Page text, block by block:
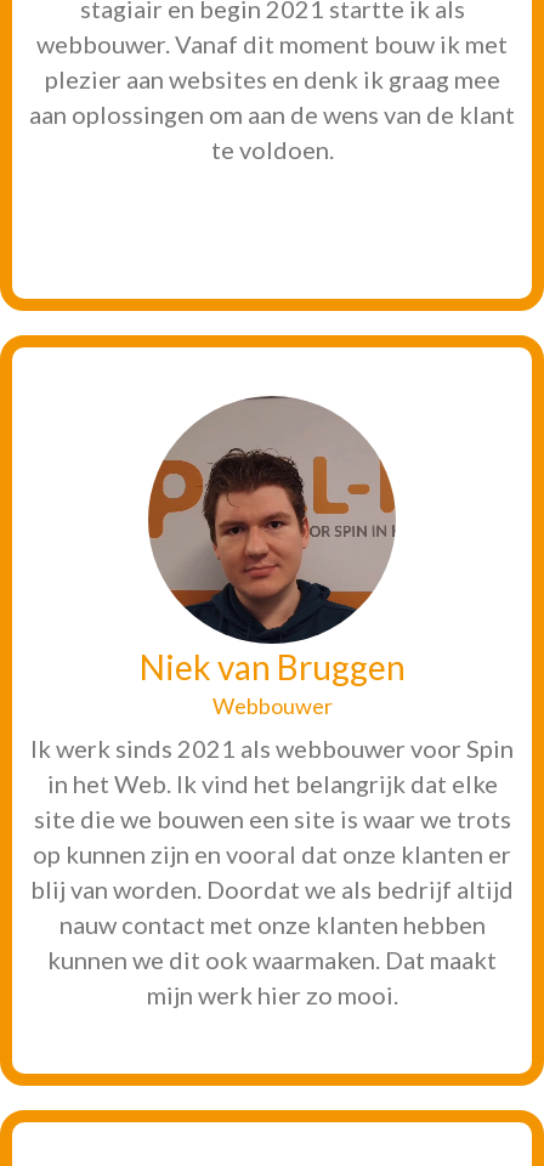
stagiair en begin 2021 startte ik als
webbouwer. Vanaf dit moment bouw ik met
plezier aan websites en denk ik graag mee
aan oplossingen om aan de wens van de klant
te voldoen.
Niek van Bruggen
Webbouwer
Ik werk sinds 2021 als webbouwer voor Spin
in het Web. Ik vind het belangrijk dat elke
site die we bouwen een site is waar we trots
op kunnen zijn en vooral dat onze klanten er
blij van worden. Doordat we als bedrijf altijd
nauw contact met onze klanten hebben
kunnen we dit ook waarmaken. Dat maakt
mijn werk hier zo mooi.